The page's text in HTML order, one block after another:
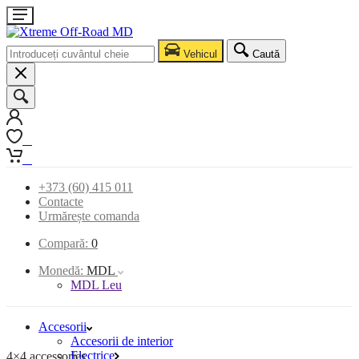
Vehicul Caută
+373 (60) 415 011
Contacte
Urmărește comanda
Compară: 0
Monedă: MDL
MDL Leu
Accesorii
Accesorii de interior
Electrice
4×4 accessories